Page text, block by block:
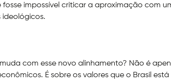
fosse impossível criticar a aproximação com
ideológicos.
com esse novo alinhamento? Não é
É sobre os valores que o Brasil